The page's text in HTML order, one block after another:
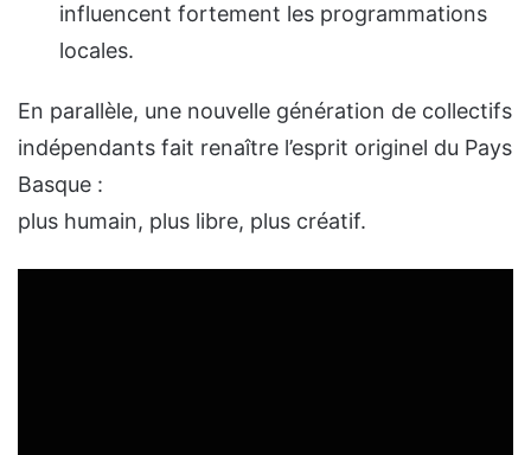
influencent fortement les programmations
locales.
En parallèle, une nouvelle génération de collectifs
indépendants fait renaître l’esprit originel du Pays
Basque :
plus humain, plus libre, plus créatif.